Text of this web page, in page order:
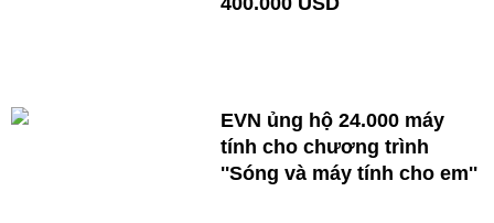
EVN ủng hộ 24.000 máy
tính cho chương trình
''Sóng và máy tính cho em''